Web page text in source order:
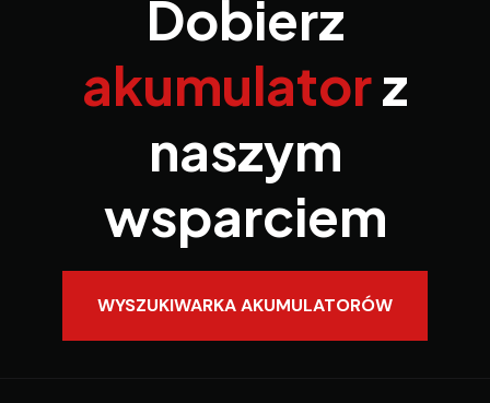
Dobierz
akumulatorz
naszym
wsparciem
WYSZUKIWARKA AKUMULATORÓW